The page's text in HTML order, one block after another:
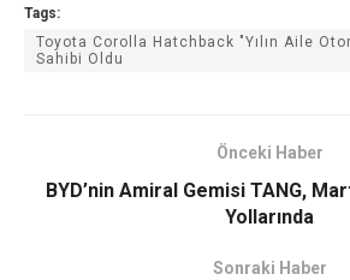
Tags:
Toyota Corolla Hatchback "Yılın Aile
Sahibi Oldu
Önceki Haber
BYD’nin Amiral Gemisi TANG,
Yollarında
Sonraki Haber